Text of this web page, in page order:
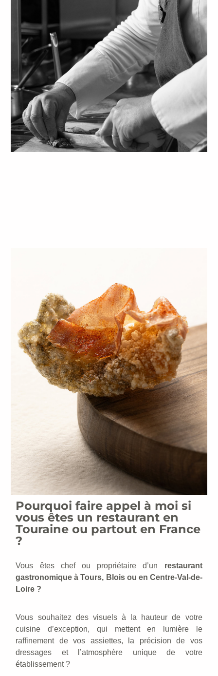
Pourquoi faire appel à moi si
vous êtes un restaurant en
Touraine ou partout en France
?​
Vous êtes chef ou propriétaire d’un restaurant
gastronomique à Tours, Blois ou en Centre-Val-de-
Loire ?
Vous souhaitez des visuels à la hauteur de votre
cuisine d’exception, qui mettent en lumière le
raffinement de vos assiettes, la précision de vos
dressages et l’atmosphère unique de votre
établissement ?